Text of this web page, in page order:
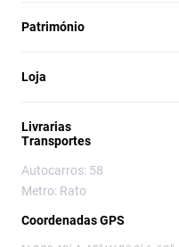
Património
Loja
Livrarias
Transportes
Autocarros: 58
Metro: Rato
Coordenadas GPS